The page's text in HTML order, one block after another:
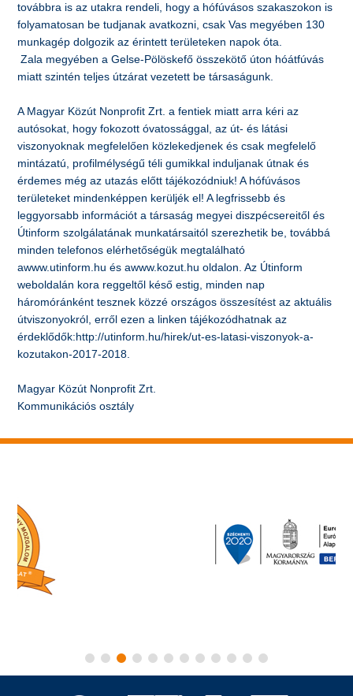
továbbra is az utakra rendeli, hogy a hófúvásos szakaszokon is
folyamatosan be tudjanak avatkozni, csak Vas megyében 130
munkagép dolgozik az érintett területeken napok óta.
Zala megyében a Gelse-Pölöskefő összekötő úton hóátfúvás
miatt szintén teljes útzárat vezetett be társaságunk.
A Magyar Közút Nonprofit Zrt. a fentiek miatt arra kéri az
autósokat, hogy fokozott óvatossággal, az út- és látási
viszonyoknak megfelelően közlekedjenek és csak megfelelő
mintázatú, profilmélységű téli gumikkal induljanak útnak és
érdemes még az utazás előtt tájékozódniuk! A hófúvásos
területeket mindenképpen kerüljék el! A legfrissebb és
leggyorsabb információt a társaság megyei diszpécsereitől és
Útinform szolgálatának munkatársaitól szerezhetik be, továbbá
minden telefonos elérhetőségük megtalálható
awww.utinform.hu és awww.kozut.hu oldalon. Az Útinform
weboldalán kora reggeltől késő estig, minden nap
háromóránként tesznek közzé országos összesítést az aktuális
útviszonyokról, erről ezen a linken tájékozódhatnak az
érdeklődők:http://utinform.hu/hirek/ut-es-latasi-viszonyok-a-
kozutakon-2017-2018.
Magyar Közút Nonprofit Zrt.
Kommunikációs osztály